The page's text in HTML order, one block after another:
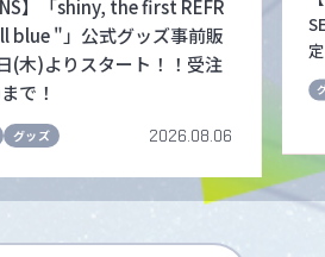
】「shiny, the first REFR
blue "」公式グッズ事前販
(木)よりスタート！！受注
で！
グッズ 2026.08.06